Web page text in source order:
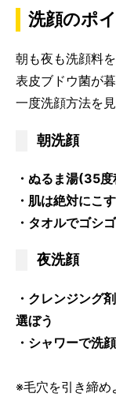
洗顔のポ
朝も夜も洗顔料
表皮ブドウ菌が
一度洗顔方法を
朝洗顔
・ぬるま湯(35
・肌は絶対にこ
・タオルでゴシ
夜洗顔
・クレンジング
選ぼう
・シャワーで洗
※毛穴を引き締め